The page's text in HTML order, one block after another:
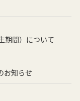
期間）について
お知らせ